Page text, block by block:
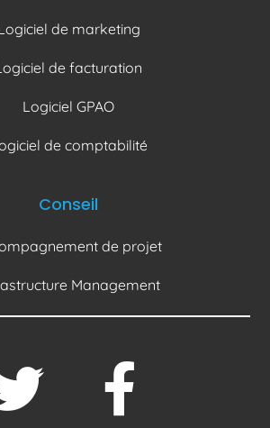
de marketing
de facturation
Logiciel GPAO
de comptabilité
Conseil
de projet
Management